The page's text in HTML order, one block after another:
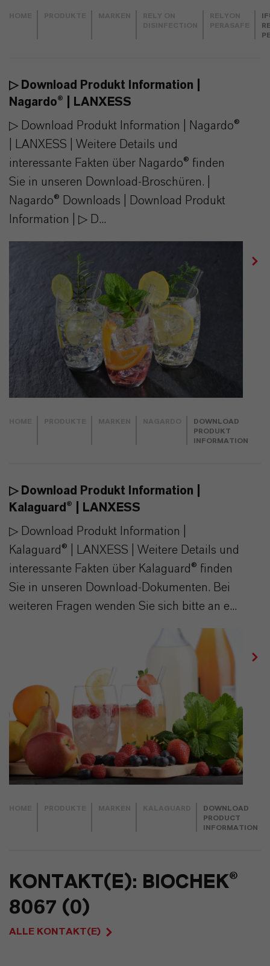
▷ Download Produkt Information |
Nagardo® | LANXESS
▷ Download Produkt Information | Nagardo®
| LANXESS | Weitere Details und
interessante Fakten über Nagardo® finden
Sie in unseren Download-Broschüren. |
Nagardo® Downloads | Download Produkt
Information | ▷ D...
DOWNLOAD
PRODUKT
INFORMATION
▷ Download Produkt Information |
Kalaguard® | LANXESS
▷ Download Produkt Information |
Kalaguard® | LANXESS | Weitere Details und
interessante Fakten über Kalaguard® finden
Sie in unseren Download-Dokumenten. Bei
weiteren Fragen wenden Sie sich bitte an e...
DOWNLOAD
PRODUCT
INFORMATION
KONTAKT(E): BIOCHEK®
8067 (0)
ALLE KONTAKT(E)